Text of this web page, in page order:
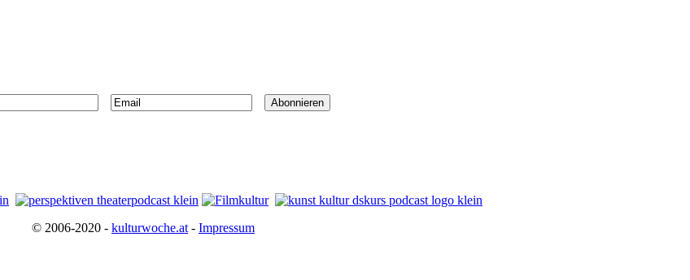
© 2006-2020 - kulturwoche.at - Impressum